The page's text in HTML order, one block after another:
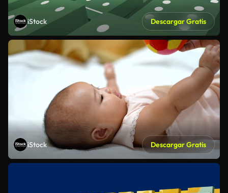
iStock Descargar Gratis
iStock Descargar Gratis